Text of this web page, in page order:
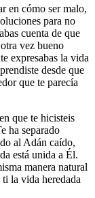
en cómo ser malo,
para no
cuenta de que
vez bueno
expresabas la vida
desde que
que te parecía
que te hicisteis
ha separado
al Adán caído,
está unida a Él.
manera natural
la vida heredada